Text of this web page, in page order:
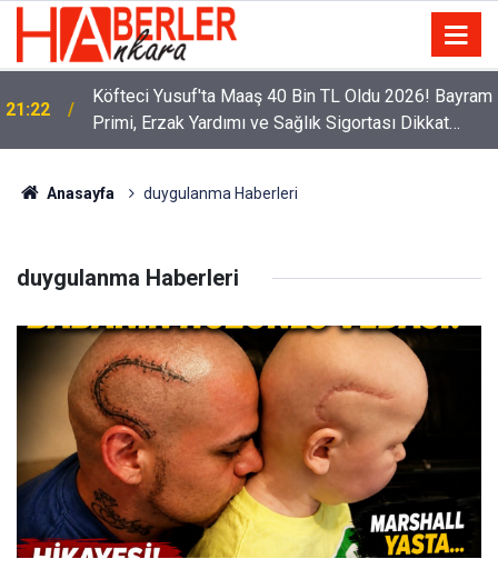
21:22
Köfteci Yusuf'ta Maaş 40 Bin TL Oldu 2026! Bayram
Primi, Erzak Yardımı ve Sağlık Sigortası Dikkat
Çekti
Anasayfa duygulanma Haberleri
duygulanma Haberleri